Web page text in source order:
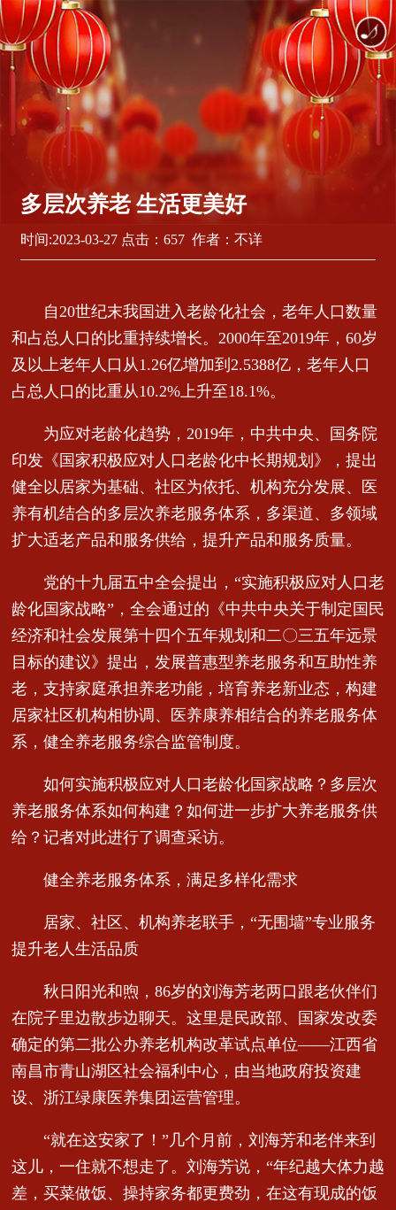
多层次养老 生活更美好
时间:2023-03-27 点击：657 作者：不详
自20世纪末我国进入老龄化社会，老年人口数量
和占总人口的比重持续增长。2000年至2019年，60岁
及以上老年人口从1.26亿增加到2.5388亿，老年人口
占总人口的比重从10.2%上升至18.1%。
为应对老龄化趋势，2019年，中共中央、国务院
印发《国家积极应对人口老龄化中长期规划》，提出
健全以居家为基础、社区为依托、机构充分发展、医
养有机结合的多层次养老服务体系，多渠道、多领域
扩大适老产品和服务供给，提升产品和服务质量。
党的十九届五中全会提出，“实施积极应对人口老
龄化国家战略”，全会通过的《中共中央关于制定国民
经济和社会发展第十四个五年规划和二〇三五年远景
目标的建议》提出，发展普惠型养老服务和互助性养
老，支持家庭承担养老功能，培育养老新业态，构建
居家社区机构相协调、医养康养相结合的养老服务体
系，健全养老服务综合监管制度。
如何实施积极应对人口老龄化国家战略？多层次
养老服务体系如何构建？如何进一步扩大养老服务供
给？记者对此进行了调查采访。
健全养老服务体系，满足多样化需求
居家、社区、机构养老联手，“无围墙”专业服务
提升老人生活品质
秋日阳光和煦，86岁的刘海芳老两口跟老伙伴们
在院子里边散步边聊天。这里是民政部、国家发改委
确定的第二批公办养老机构改革试点单位——江西省
南昌市青山湖区社会福利中心，由当地政府投资建
设、浙江绿康医养集团运营管理。
“就在这安家了！”几个月前，刘海芳和老伴来到
这儿，一住就不想走了。刘海芳说，“年纪越大体力越
差，买菜做饭、操持家务都更费劲，在这有现成的饭